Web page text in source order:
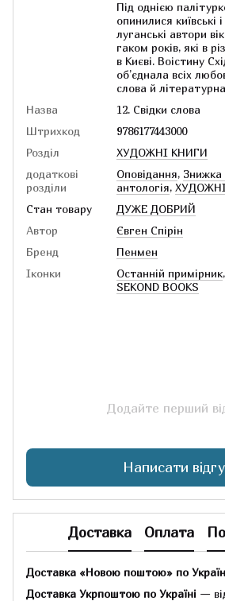
Під однією
опинилися київські
луганські автори
гаком років, які в
в Києві. Воістину
об’єднала всіх
слова й
Назва
12. Свідки слова
Штрихкод
9786177443000
Розділ
ХУДОЖНІ КНИГИ
додаткові
розділи
Оповідання,
антологія,
Стан товару
ДУЖЕ ДОБРИЙ
Автор
Євген Спірін
Бренд
Пенмен
Іконки
Останній примірник,
SEKOND BOOKS
Додайте перший
Написати
Доставка Оплата
Доставка «Новою поштою» по
Доставка Укрпоштою по Україні —